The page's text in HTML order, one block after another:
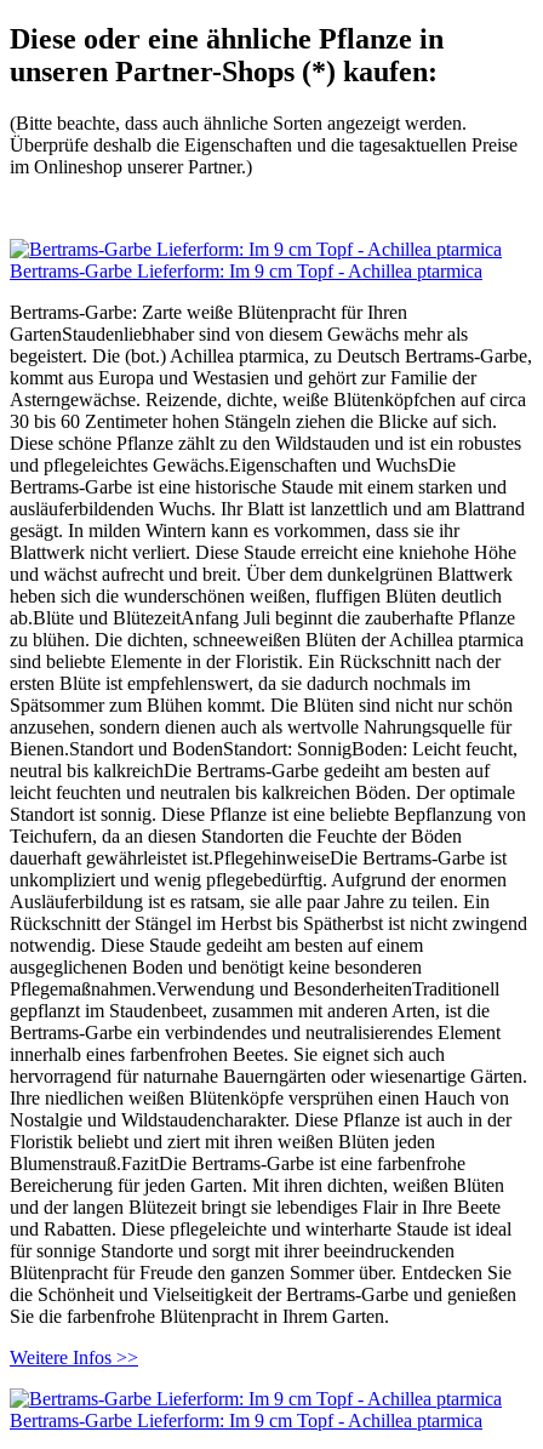
Diese oder eine ähnliche Pflanze in
unseren Partner-Shops (*) kaufen:
(Bitte beachte, dass auch ähnliche Sorten angezeigt werden.
Überprüfe deshalb die Eigenschaften und die tagesaktuellen Preise
im Onlineshop unserer Partner.)
Bertrams-Garbe Lieferform: Im 9 cm Topf - Achillea ptarmica
Bertrams-Garbe: Zarte weiße Blütenpracht für Ihren
GartenStaudenliebhaber sind von diesem Gewächs mehr als
begeistert. Die (bot.) Achillea ptarmica, zu Deutsch Bertrams-Garbe,
kommt aus Europa und Westasien und gehört zur Familie der
Asterngewächse. Reizende, dichte, weiße Blütenköpfchen auf circa
30 bis 60 Zentimeter hohen Stängeln ziehen die Blicke auf sich.
Diese schöne Pflanze zählt zu den Wildstauden und ist ein robustes
und pflegeleichtes Gewächs.Eigenschaften und WuchsDie
Bertrams-Garbe ist eine historische Staude mit einem starken und
ausläuferbildenden Wuchs. Ihr Blatt ist lanzettlich und am Blattrand
gesägt. In milden Wintern kann es vorkommen, dass sie ihr
Blattwerk nicht verliert. Diese Staude erreicht eine kniehohe Höhe
und wächst aufrecht und breit. Über dem dunkelgrünen Blattwerk
heben sich die wunderschönen weißen, fluffigen Blüten deutlich
ab.Blüte und BlütezeitAnfang Juli beginnt die zauberhafte Pflanze
zu blühen. Die dichten, schneeweißen Blüten der Achillea ptarmica
sind beliebte Elemente in der Floristik. Ein Rückschnitt nach der
ersten Blüte ist empfehlenswert, da sie dadurch nochmals im
Spätsommer zum Blühen kommt. Die Blüten sind nicht nur schön
anzusehen, sondern dienen auch als wertvolle Nahrungsquelle für
Bienen.Standort und BodenStandort: SonnigBoden: Leicht feucht,
neutral bis kalkreichDie Bertrams-Garbe gedeiht am besten auf
leicht feuchten und neutralen bis kalkreichen Böden. Der optimale
Standort ist sonnig. Diese Pflanze ist eine beliebte Bepflanzung von
Teichufern, da an diesen Standorten die Feuchte der Böden
dauerhaft gewährleistet ist.PflegehinweiseDie Bertrams-Garbe ist
unkompliziert und wenig pflegebedürftig. Aufgrund der enormen
Ausläuferbildung ist es ratsam, sie alle paar Jahre zu teilen. Ein
Rückschnitt der Stängel im Herbst bis Spätherbst ist nicht zwingend
notwendig. Diese Staude gedeiht am besten auf einem
ausgeglichenen Boden und benötigt keine besonderen
Pflegemaßnahmen.Verwendung und BesonderheitenTraditionell
gepflanzt im Staudenbeet, zusammen mit anderen Arten, ist die
Bertrams-Garbe ein verbindendes und neutralisierendes Element
innerhalb eines farbenfrohen Beetes. Sie eignet sich auch
hervorragend für naturnahe Bauerngärten oder wiesenartige Gärten.
Ihre niedlichen weißen Blütenköpfe versprühen einen Hauch von
Nostalgie und Wildstaudencharakter. Diese Pflanze ist auch in der
Floristik beliebt und ziert mit ihren weißen Blüten jeden
Blumenstrauß.FazitDie Bertrams-Garbe ist eine farbenfrohe
Bereicherung für jeden Garten. Mit ihren dichten, weißen Blüten
und der langen Blütezeit bringt sie lebendiges Flair in Ihre Beete
und Rabatten. Diese pflegeleichte und winterharte Staude ist ideal
für sonnige Standorte und sorgt mit ihrer beeindruckenden
Blütenpracht für Freude den ganzen Sommer über. Entdecken Sie
die Schönheit und Vielseitigkeit der Bertrams-Garbe und genießen
Sie die farbenfrohe Blütenpracht in Ihrem Garten.
Weitere Infos >>
Bertrams-Garbe Lieferform: Im 9 cm Topf - Achillea ptarmica